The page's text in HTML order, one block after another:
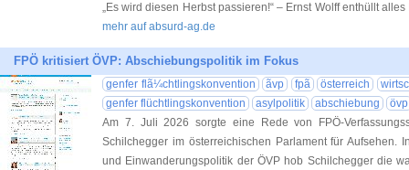
„Es wird diesen Herbst passieren!“ – Ernst Wolff enthüllt
mehr auf absurd-ag.de
FPÖ kritisiert ÖVP: Abschiebungspolitik im Fokus
genfer flã¼chtlingskonvention ãvp fpã österreich
genfer flüchtlingskonvention
asylpolitik abschiebung
övp
Am 7. Juli 2026 sorgte eine Rede von FPÖ-
Schilchegger im österreichischen Parlament für Aufsehen.
und Einwanderungspolitik der ÖVP hob Schilchegger die